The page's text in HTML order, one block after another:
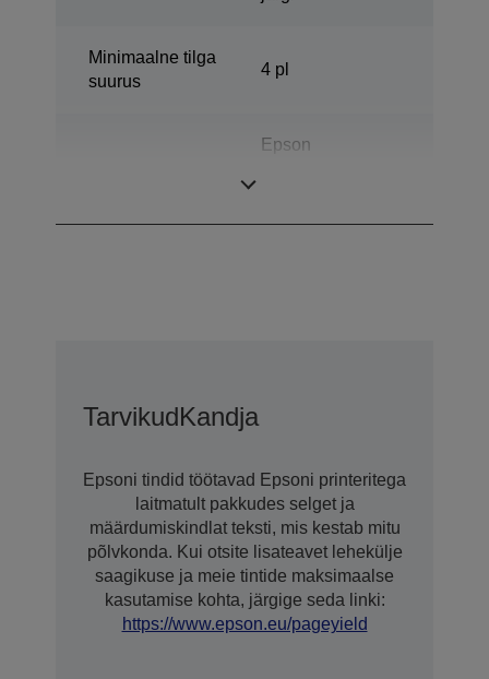
Minimaalne tilga
suurus
4 pl
Epson
TarvikudKandja
Epsoni tindid töötavad Epsoni printeritega
laitmatult pakkudes selget ja
määrdumiskindlat teksti, mis kestab mitu
põlvkonda. Kui otsite lisateavet lehekülje
saagikuse ja meie tintide maksimaalse
kasutamise kohta, järgige seda linki:
https://www.epson.eu/pageyield